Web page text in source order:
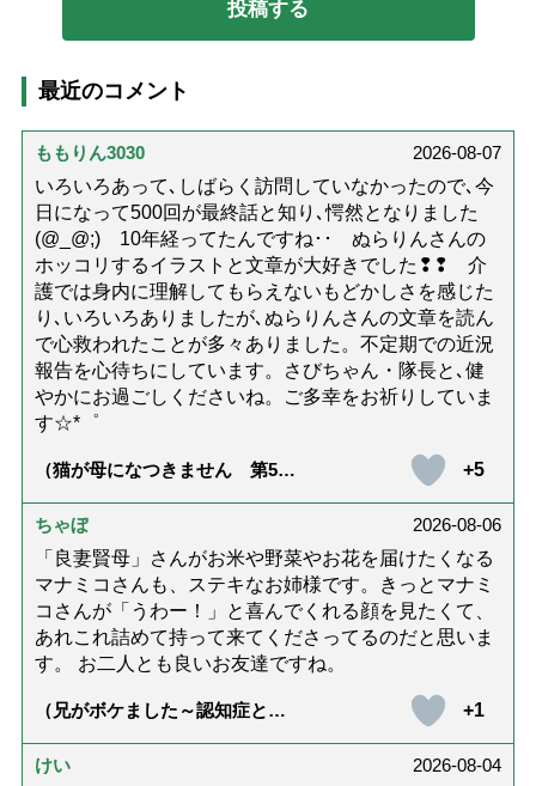
最近のコメント
ももりん3030
2026-08-07
いろいろあって､しばらく訪問していなかったので､今
日になって500回が最終話と知り､愕然となりました
(@_@;) 10年経ってたんですね･･ ぬらりんさんの
ホッコリするイラストと文章が大好きでした❢❢ 介
護では身内に理解してもらえないもどかしさを感じた
り､いろいろありましたが､ぬらりんさんの文章を読ん
で心救われたことが多々ありました。不定期での近況
報告を心待ちにしています。さびちゃん・隊長と､健
やかにお過ごしくださいね。ご多幸をお祈りしていま
す☆*゜
（猫が母になつきません 第500
+5
ちゃぼ
2026-08-06
「良妻賢母」さんがお米や野菜やお花を届けたくなる
マナミコさんも、ステキなお姉様です。きっとマナミ
コさんが「うわー！」と喜んでくれる顔を見たくて、
あれこれ詰めて持って来てくださってるのだと思いま
す。 お二人とも良いお友達ですね。
（兄がボケました～認知症と介
達』が届きました」）
+1
けい 2026-08-04